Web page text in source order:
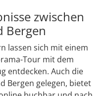
zwischen
Bergen
lassen sich mit einem
Tour mit dem
entdecken. Auch die
Bergen gelegen, bietet